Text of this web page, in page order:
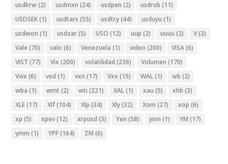
usdkrw(2) usdmxn (24) usdpen (2) usdrub (11)
USDSEK(1) usdtars (55) usdtry(44) usduyu (1)
usdwon (1) usdzar(5) USO (12) uup (2) uuuu (2) V(3)
Vale (70) valo (6) Venezuela (1) video (200) VISA(6)
VIST (77) Vix (200) volatilidad (236) Volumen (170)
Vvix (6) vxd (1) vxn (17) Vxx (15) WAL(1) wb (2)
wba (1) wmt (2) wti (221) XAL(1) xau (5) xhb (3)
XLE(17) Xlf(104) Xlp (34) Xly(32) Xom (27) xop (6)
xp (5) xpev(12) xrpusd (3) Yen (58) yinn (1) YM (17)
ymm (1) YPF(164) ZM (6)